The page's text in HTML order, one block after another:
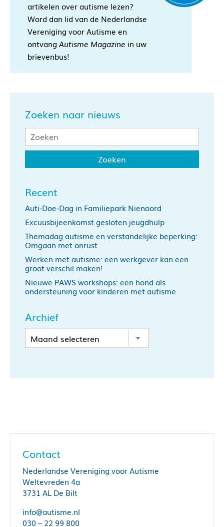
artikelen over autisme lezen?
Word dan lid van de Nederlandse
Vereniging voor Autisme en
ontvang Autisme Magazine in uw
brievenbus!
Zoeken naar nieuws
Recent
Auti-Doe-Dag in Familiepark Nienoord
Excuusbijeenkomst gesloten jeugdhulp
Themadag autisme en verstandelijke beperking:
Omgaan met onrust
Werken met autisme: een werkgever kan een
groot verschil maken!
Nieuwe PAWS workshops: een hond als
ondersteuning voor kinderen met autisme
Archief
Contact
Nederlandse Vereniging voor Autisme
Weltevreden 4a
3731 AL De Bilt
info@autisme.nl
030 – 22 99 800